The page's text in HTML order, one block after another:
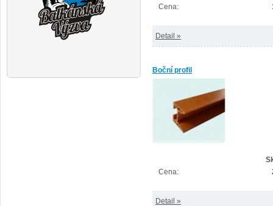
Cena:
Detail »
Boční profil
Cena:
Detail »